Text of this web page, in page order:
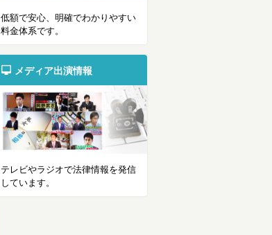
低額で安心、明確でわかりやすい
料金体系です。
メディア出演情報
テレビやラジオで法律情報を発信
しています。